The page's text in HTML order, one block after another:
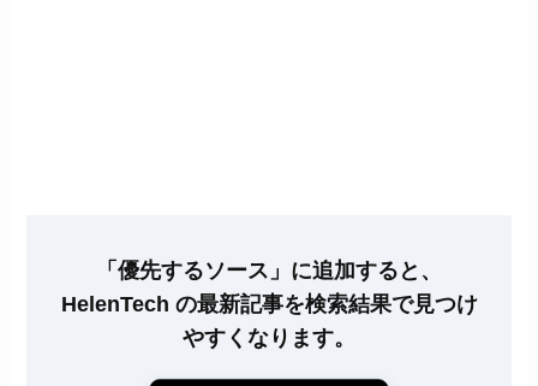
「優先するソース」に追加すると、
HelenTech の最新記事を検索結果で見つけ
やすくなります。